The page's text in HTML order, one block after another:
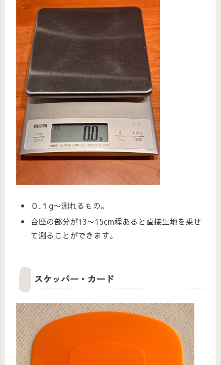
０.１g〜測れるもの。
台座の部分が13〜15cm程あると直接生地を乗せ
て測ることができます。
スケッパー・カード